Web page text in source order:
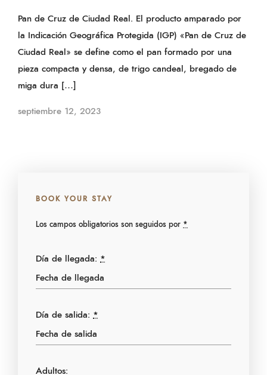
Pan de Cruz de Ciudad Real. El producto amparado por
la Indicación Geográfica Protegida (IGP) «Pan de Cruz de
Ciudad Real» se define como el pan formado por una
pieza compacta y densa, de trigo candeal, bregado de
miga dura […]
septiembre 12, 2023
BOOK YOUR STAY
Los campos obligatorios son seguidos por *
Día de llegada: *
Día de salida: *
Adultos: